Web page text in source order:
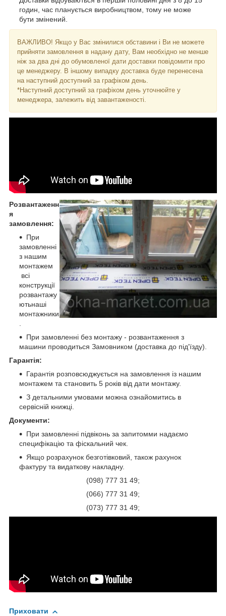
годин, час планується виробництвом, тому не може
бути змінений.
ВАЖЛИВО! Якщо у Вас змінилися обставини і Ви не можете
прийняти замовлення в надану дату, Вам необхідно не менше
ніж за два дні до обумовленої дати доставки повідомити про
це менеджеру. В іншому випадку доставка буде перенесена
на наступний доступний за графіком день.
*Наступний доступний за графіком день уточнюйте у
менеджера, залежить від завантаженості.
Розвантаженн
я
замовлення:
При
замовленні
з нашим
монтажем
всі
конструкції
розвантажу
ютьнаші
монтажники
.
При замовленні без монтажу - розвантаження з
машини проводиться Замовником (доставка до під'їзду).
Гарантія:
Гарантія розповсюджується на замовлення із нашим
монтажем та становить 5 років від дати монтажу.
З детальними умовами можна ознайомитись в
сервісній книжці.
Документи:
При замовленні підвіконь за запитомми надаємо
специфікацію та фіскальний чек.
Якщо розрахунок безготівковий, також рахунок
фактуру та видаткову накладну.
(098) 777 31 49;
(066) 777 31 49;
(073) 777 31 49;
Приховати